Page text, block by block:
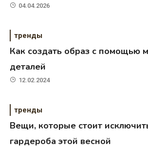
04.04.2026
тренды
Как создать образ с помощью
деталей
12.02.2024
тренды
Вещи, которые стоит
гардероба этой весной